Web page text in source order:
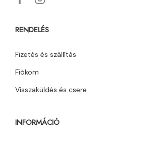
RENDELÉS
Fizetés és szállítás
Fiókom
Visszaküldés és csere
INFORMÁCIÓ